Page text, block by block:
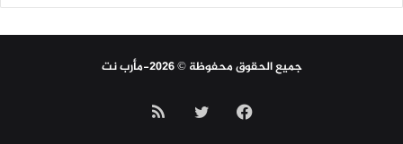
جميع الحقوق محفوظة © 2026-مأرب نت
فيسبوك تويتر ملخص